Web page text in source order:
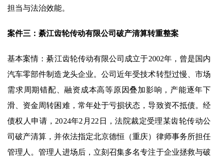
担当与法治效能。
案件三：綦江齿轮传动有限公司破产清算转重整案
基本案情：綦江齿轮传动有限公司成立于2002年，曾是国内
汽车零部件制造龙头企业。公司近年受技术转型过慢、市场
需求周期错配、融资成本高等原因叠加影响，产能逐年下
滑、资金周转困难，常年处于亏损状态，导致资不抵债。经
债权人申请，2024年2月22日，法院裁定受理某齿轮传动公
司破产清算，并依法指定北京德恒（重庆）律师事务所担任
管理人。管理人进场后，立刻召集多名专注于企业拯救与破